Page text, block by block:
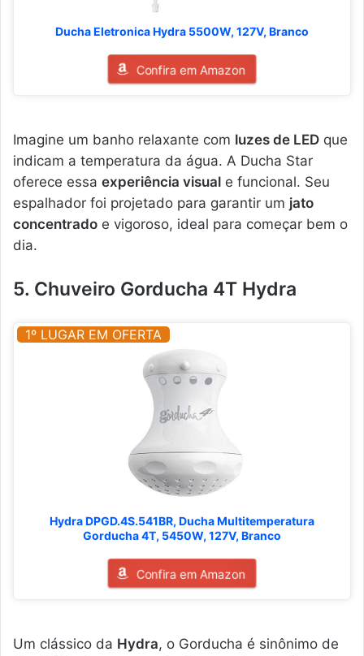
Ducha Eletronica Hydra 5500W, 127V, Branco
Confira em Amazon
Imagine um banho relaxante com luzes de LED que
indicam a temperatura da água. A Ducha Star
oferece essa experiência visual e funcional. Seu
espalhador foi projetado para garantir um jato
concentrado e vigoroso, ideal para começar bem o
dia.
5. Chuveiro Gorducha 4T Hydra
1º LUGAR EM OFERTA
Hydra DPGD.4S.541BR, Ducha Multitemperatura
Gorducha 4T, 5450W, 127V, Branco
Confira em Amazon
Um clássico da Hydra, o Gorducha é sinônimo de